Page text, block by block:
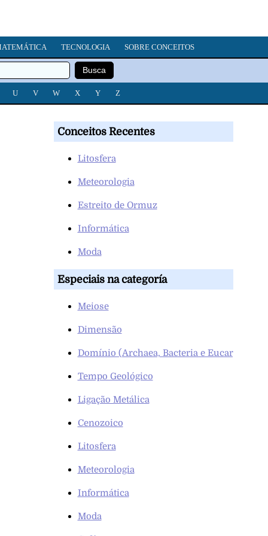
TECNOLOGIA SOBRE CONCEITOS
U V W X Y Z
Conceitos Recentes
Litosfera
Meteorologia
Estreito de Ormuz
Informática
Moda
Especiais na categoría
Meiose
Dimensão
Domínio (Archaea, Bacteria e Eucarya)
Tempo Geológico
Ligação Metálica
Cenozoico
Litosfera
Meteorologia
Informática
Moda